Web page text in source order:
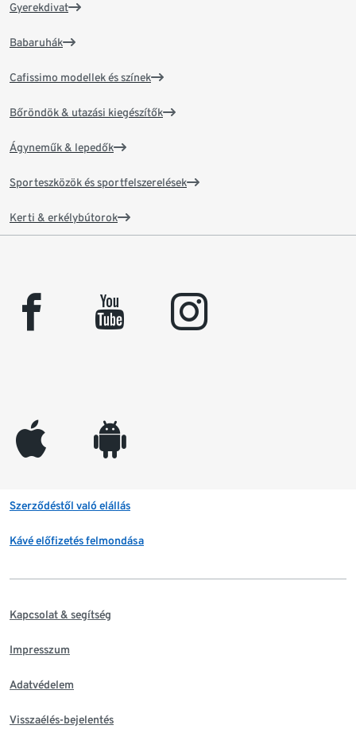
Gyerekdivat
Babaruhák
Cafissimo modellek és színek
Bőröndök & utazási kiegészítők
Ágyneműk & lepedők
Sporteszközök és sportfelszerelések
Kerti & erkélybútorok
facebook youtube instagram
appleinc android
Szerződéstől való elállás
Kávé előfizetés felmondása
Kapcsolat & segítség
Impresszum
Adatvédelem
Visszaélés-bejelentés